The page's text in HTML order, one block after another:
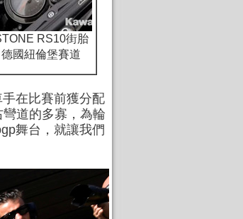
RS10街胎
國紐倫堡賽道
在比賽前獲分配
道的多寡，為輪
舞台，就讓我們